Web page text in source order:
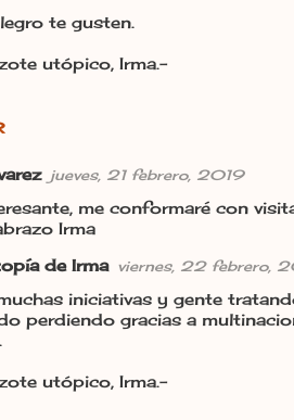
te gusten.
utópico, Irma.-
jueves, 21 febrero, 2019
me conformaré con
Irma
de Irma viernes, 22 febrero,
iniciativas y gente
perdiendo gracias a
utópico, Irma.-